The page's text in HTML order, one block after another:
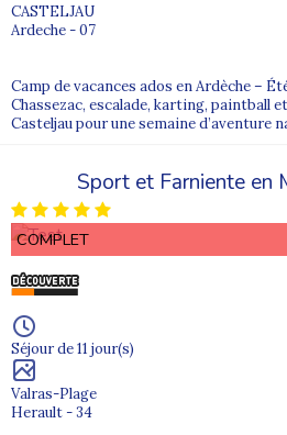
CASTELJAU
Ardeche - 07
Camp de vacances ados en Ardèche –
Chassezac, escalade, karting, paintball
Casteljau pour une semaine d’aventure
Sport et Farniente en
COMPLET
Séjour de 11 jour(s)
Valras-Plage
Herault - 34